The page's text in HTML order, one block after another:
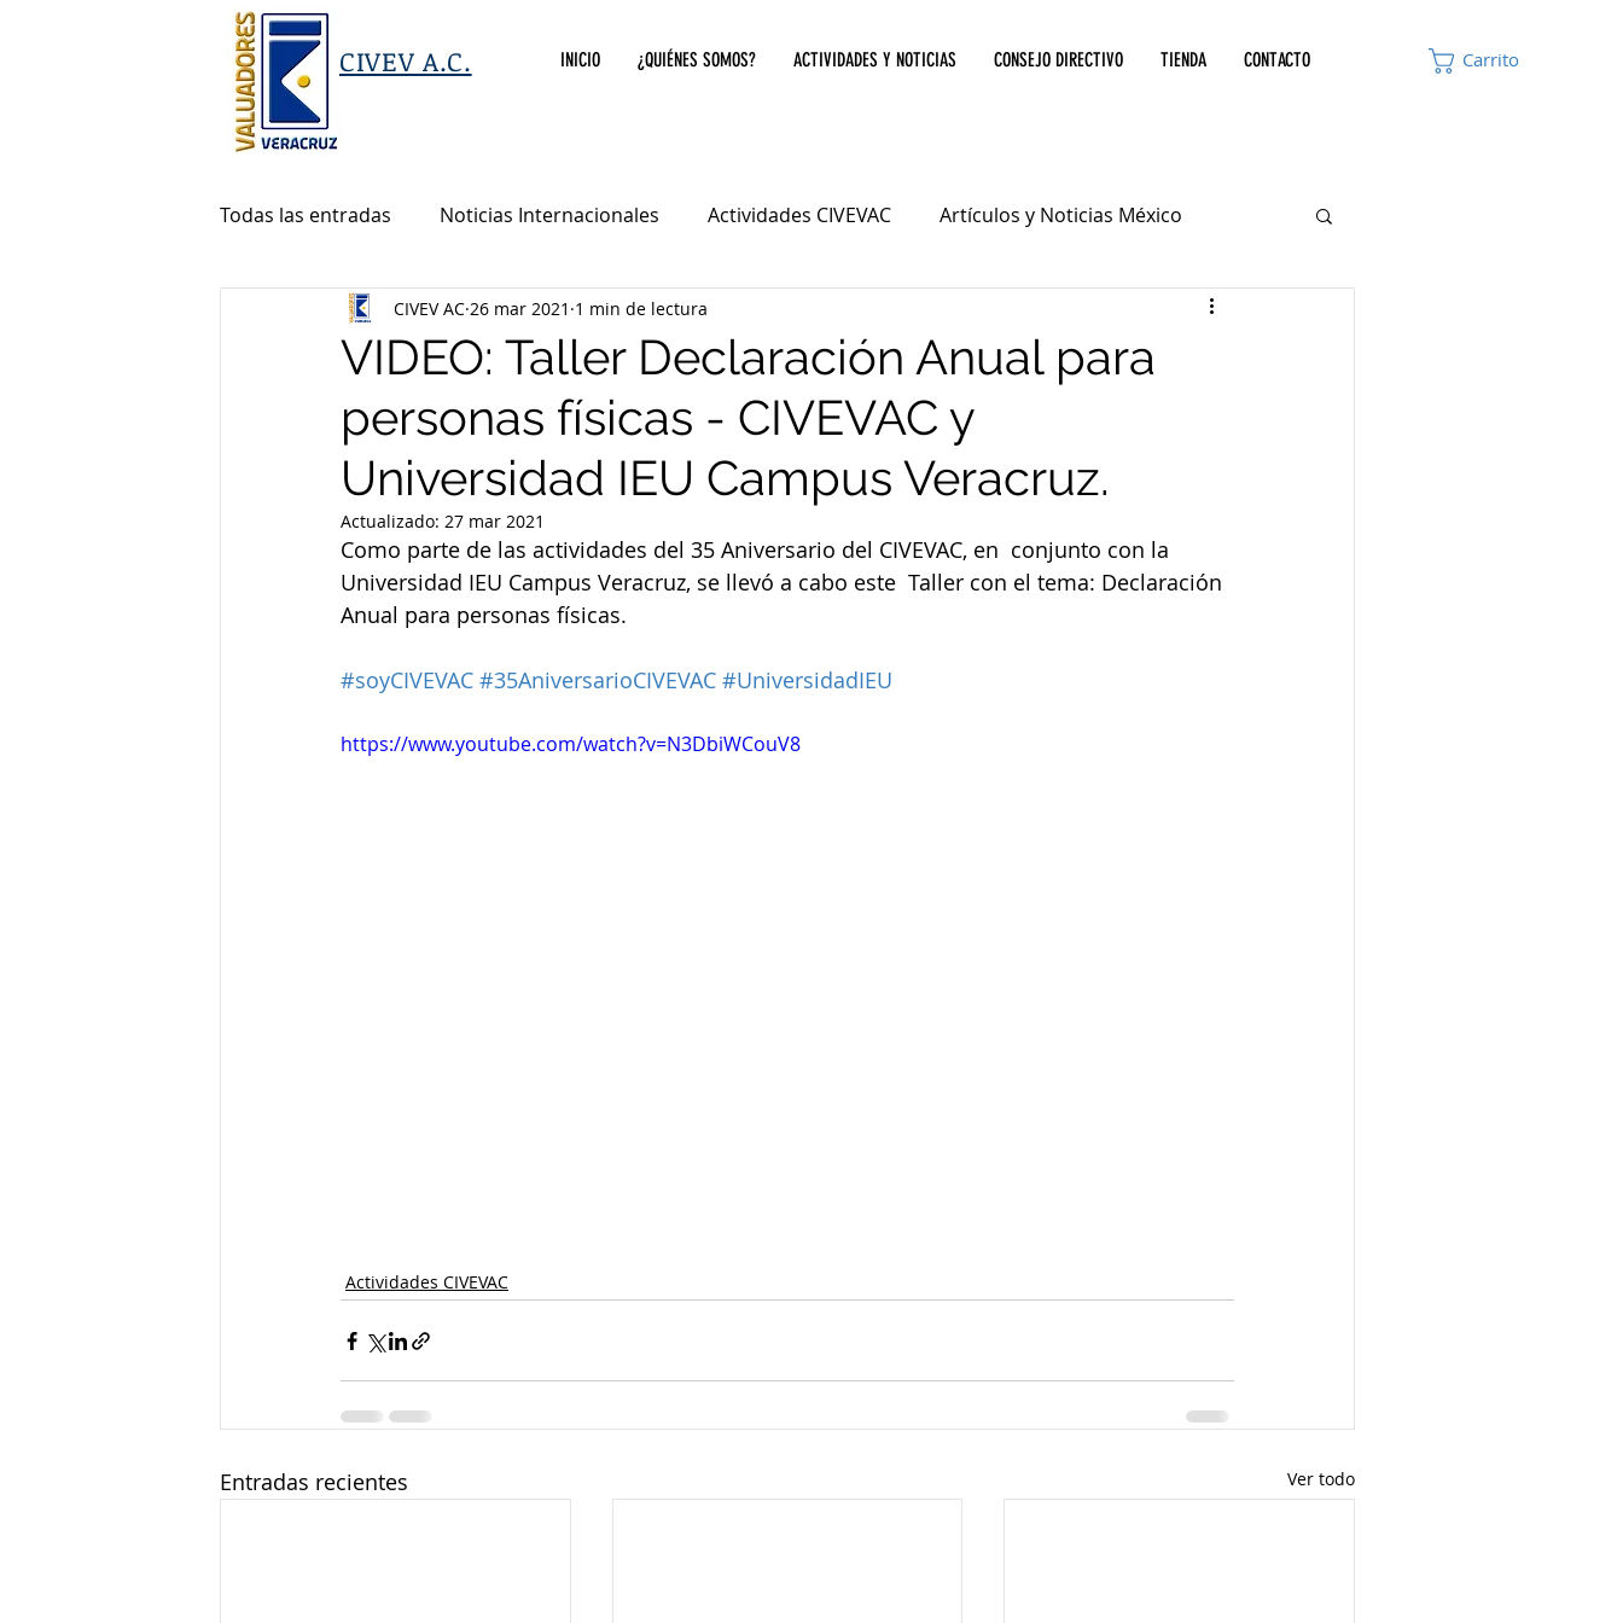
CIVEV A.C. INICIO ¿QUIÉNES SOMOS? ACTIVIDADES Y NOTICIAS CONSEJO DIRECTIVO TIENDA CONTACTO Carrito
Todas las entradas Noticias Internacionales Actividades CIVEVAC Artículos y Noticias México
VIDEO: Taller Declaración Anual para
personas físicas - CIVEVAC y
Universidad IEU Campus Veracruz.
CIVEV AC 26 mar 2021 1 min de lectura
Actualizado: 27 mar 2021
Como parte de las actividades del 35 Aniversario del CIVEVAC, en  conjunto con la
Universidad IEU Campus Veracruz, se llevó a cabo este  Taller con el tema: Declaración
Anual para personas físicas.
#soyCIVEVAC #35AniversarioCIVEVAC #UniversidadIEU
https://www.youtube.com/watch?v=N3DbiWCouV8
Actividades CIVEVAC
Entradas recientes Ver todo